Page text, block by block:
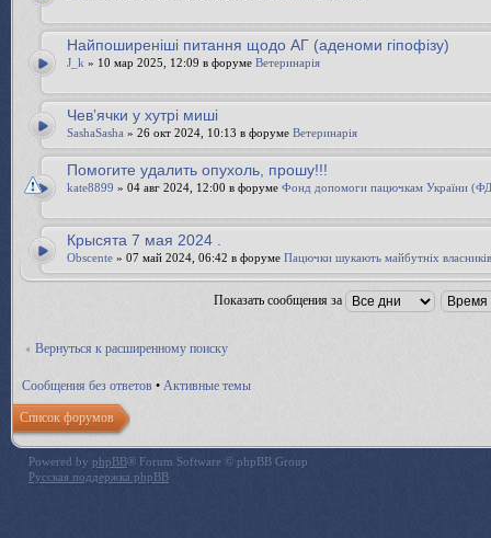
Найпоширеніші питання щодо АГ (аденоми гіпофізу)
J_k » 10 мар 2025, 12:09 в форуме Ветеринарія
Чевʼячки у хутрі миші
SashaSasha » 26 окт 2024, 10:13 в форуме Ветеринарія
Помогите удалить опухоль, прошу!!!
kate8899 » 04 авг 2024, 12:00 в форуме Фонд допомоги пацючкам України
Крысята 7 мая 2024 .
Obscente » 07 май 2024, 06:42 в форуме Пацючки шукають майбутніх власників
Показать сообщения за
Вернуться к расширенному поиску
Сообщения без ответов • Активные темы
Список форумов
Powered by phpBB® Forum Software © phpBB Group
Русская поддержка phpBB